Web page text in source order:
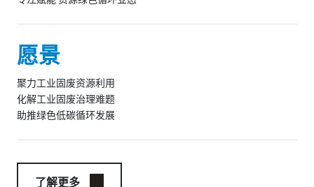
愿景
聚力工业固废资源利用
化解工业固废治理难题
助推绿色低碳循环发展
了解更多